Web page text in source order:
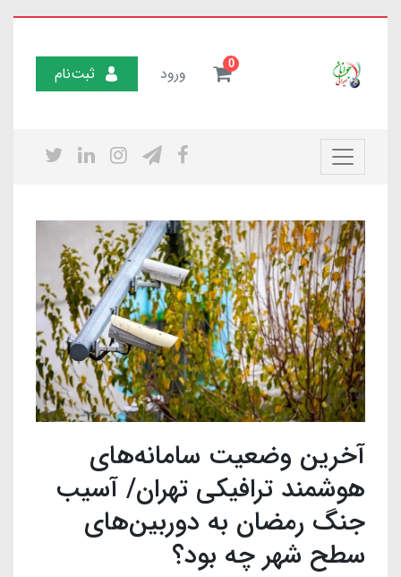
0 ورود ثبت‌نام
آخرین وضعیت سامانه‌های
هوشمند ترافیکی تهران/ آسیب
جنگ رمضان به دوربین‌های
سطح شهر چه بود؟